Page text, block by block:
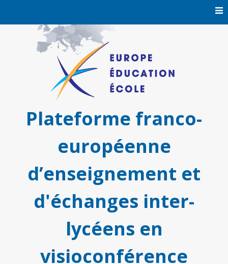
Plateforme franco-
européenne
d’enseignement et
d'échanges inter-
lycéens en
visioconférence